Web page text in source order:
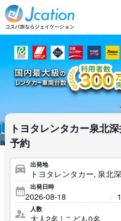
トヨタレンタカー泉北
予約
出発地
出発日時
人数